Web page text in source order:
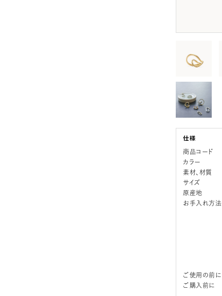
商品コード
カラー
素材、材質
サイズ
原産地
お手入れ方法
ご使用の前に
ご購入前に